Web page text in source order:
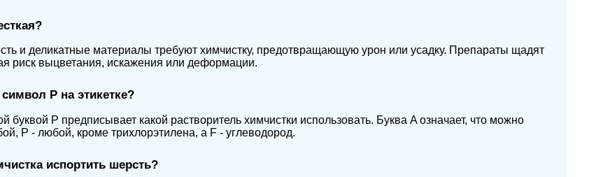
и деликатные материалы требуют химчистку, предотвращающую урон или усадку. Препараты щадят
риск выцветания, искажения или деформации.
P на этикетке?
буквой Р предписывает какой растворитель химчистки использовать. Буква A означает, что можно
P - любой, кроме трихлорэтилена, а F - углеводород.
испортить шерсть?